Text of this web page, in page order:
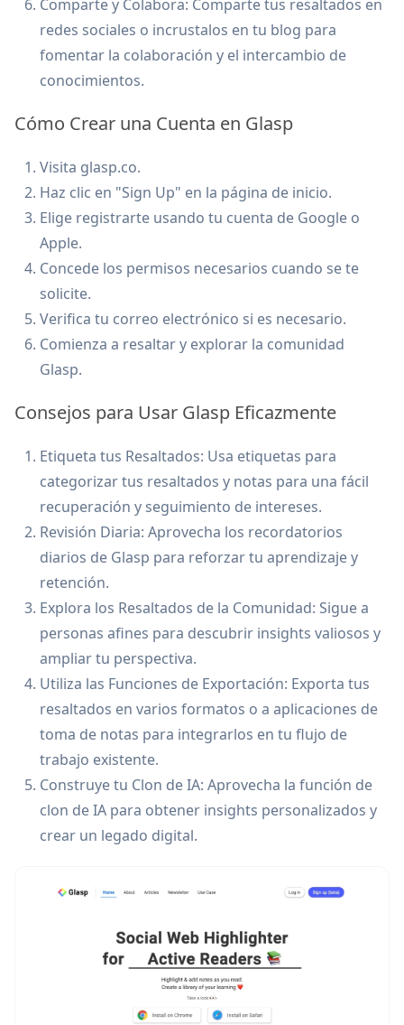
Comparte y Colabora: Comparte tus resaltados en
redes sociales o incrustalos en tu blog para
fomentar la colaboración y el intercambio de
conocimientos.
Cómo Crear una Cuenta en Glasp
Visita glasp.co.
Haz clic en "Sign Up" en la página de inicio.
Elige registrarte usando tu cuenta de Google o
Apple.
Concede los permisos necesarios cuando se te
solicite.
Verifica tu correo electrónico si es necesario.
Comienza a resaltar y explorar la comunidad
Glasp.
Consejos para Usar Glasp Eficazmente
Etiqueta tus Resaltados: Usa etiquetas para
categorizar tus resaltados y notas para una fácil
recuperación y seguimiento de intereses.
Revisión Diaria: Aprovecha los recordatorios
diarios de Glasp para reforzar tu aprendizaje y
retención.
Explora los Resaltados de la Comunidad: Sigue a
personas afines para descubrir insights valiosos y
ampliar tu perspectiva.
Utiliza las Funciones de Exportación: Exporta tus
resaltados en varios formatos o a aplicaciones de
toma de notas para integrarlos en tu flujo de
trabajo existente.
Construye tu Clon de IA: Aprovecha la función de
clon de IA para obtener insights personalizados y
crear un legado digital.